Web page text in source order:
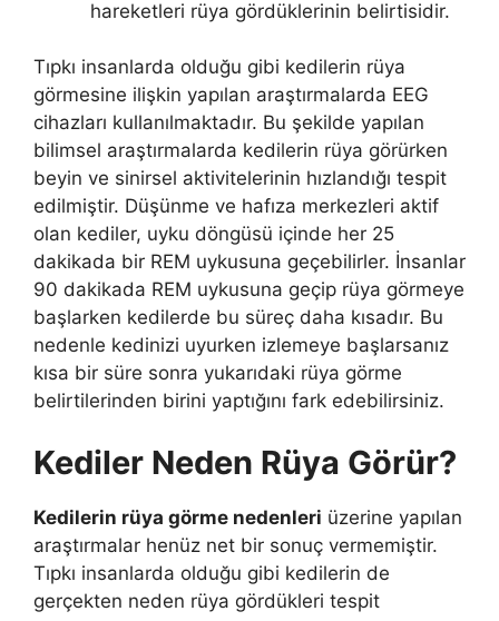
hareketleri rüya gördüklerinin belirtisidir.
Tıpkı insanlarda olduğu gibi kedilerin rüya
görmesine ilişkin yapılan araştırmalarda EEG
cihazları kullanılmaktadır. Bu şekilde yapılan
bilimsel araştırmalarda kedilerin rüya görürken
beyin ve sinirsel aktivitelerinin hızlandığı tespit
edilmiştir. Düşünme ve hafıza merkezleri aktif
olan kediler, uyku döngüsü içinde her 25
dakikada bir REM uykusuna geçebilirler. İnsanlar
90 dakikada REM uykusuna geçip rüya görmeye
başlarken kedilerde bu süreç daha kısadır. Bu
nedenle kedinizi uyurken izlemeye başlarsanız
kısa bir süre sonra yukarıdaki rüya görme
belirtilerinden birini yaptığını fark edebilirsiniz.
Kediler Neden Rüya Görür?
Kedilerin rüya görme nedenleri üzerine yapılan
araştırmalar henüz net bir sonuç vermemiştir.
Tıpkı insanlarda olduğu gibi kedilerin de
gerçekten neden rüya gördükleri tespit